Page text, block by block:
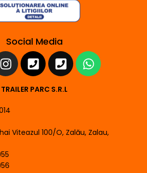
Social Media
TRAILER PARC S.R.L
Viteazul 100/O, Zalău, Zalau,